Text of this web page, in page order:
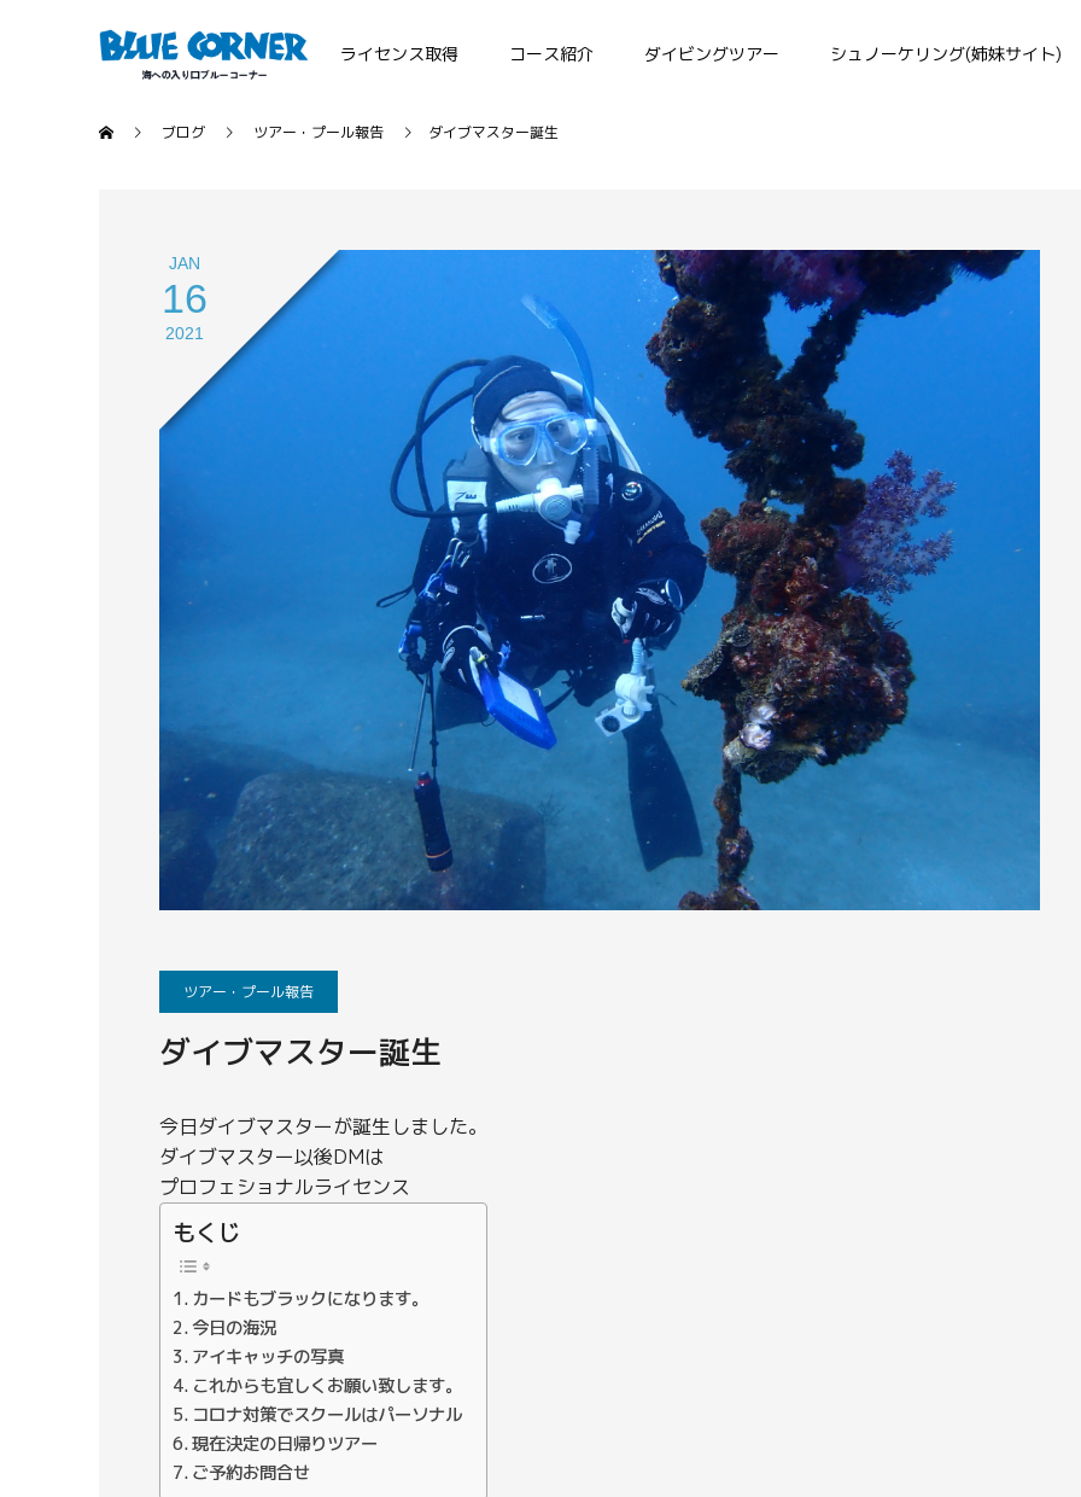
ライセンス取得 コース紹介 ダイビングツアー シュノーケリング(姉妹サイト)
ブログ ツアー・プール報告 ダイブマスター誕生
JAN
16
2021
ツアー・プール報告
ダイブマスター誕生
今日ダイブマスターが誕生しました。
ダイブマスター以後DMは
プロフェショナルライセンス
もくじ
カードもブラックになります。
今日の海況
アイキャッチの写真
これからも宜しくお願い致します。
コロナ対策でスクールはパーソナル
現在決定の日帰りツアー
ご予約お問合せ